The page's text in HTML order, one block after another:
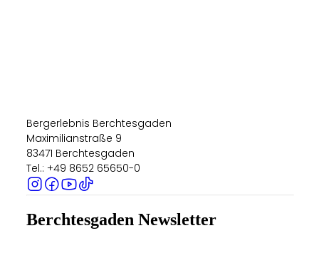
Bergerlebnis Berchtesgaden
Maximilianstraße 9
83471 Berchtesgaden
Tel.: +49 8652 65650-0
Berchtesgaden Newsletter